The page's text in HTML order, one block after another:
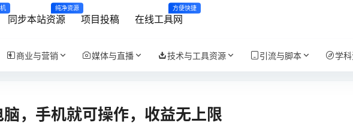
同步本站资源
纯净资源
项目投稿 在线工具网
方便快捷
商业与营销 媒体与直播 技术与工具资源 引流与脚本 学
，手机就可操作，收益无上限